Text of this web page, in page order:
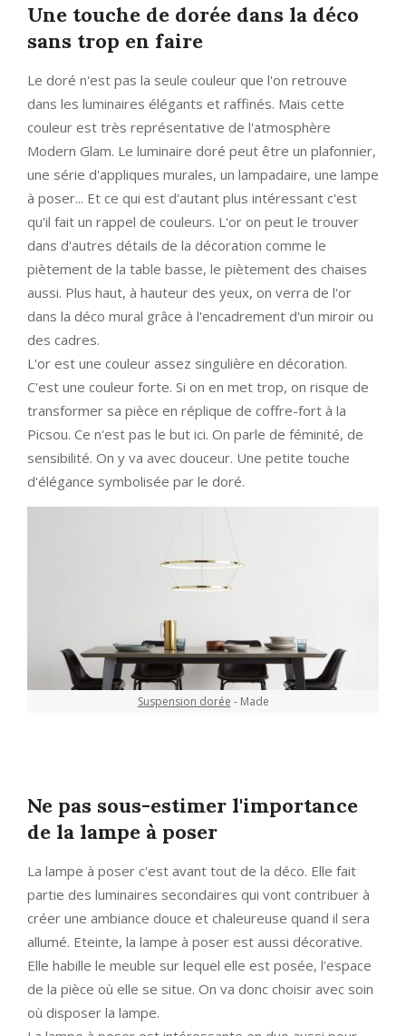
Une touche de dorée dans la déco
sans trop en faire
Le doré n'est pas la seule couleur que l'on retrouve
dans les luminaires élégants et raffinés. Mais cette
couleur est très représentative de l'atmosphère
Modern Glam. Le luminaire doré peut être un plafonnier,
une série d'appliques murales, un lampadaire, une lampe
à poser... Et ce qui est d'autant plus intéressant c'est
qu'il fait un rappel de couleurs. L'or on peut le trouver
dans d'autres détails de la décoration comme le
piètement de la table basse, le piètement des chaises
aussi. Plus haut, à hauteur des yeux, on verra de l'or
dans la déco mural grâce à l'encadrement d'un miroir ou
des cadres.
L'or est une couleur assez singulière en décoration.
C'est une couleur forte. Si on en met trop, on risque de
transformer sa pièce en réplique de coffre-fort à la
Picsou. Ce n'est pas le but ici. On parle de féminité, de
sensibilité. On y va avec douceur. Une petite touche
d'élégance symbolisée par le doré.
Suspension dorée - Made
Ne pas sous-estimer l'importance
de la lampe à poser
La lampe à poser c'est avant tout de la déco. Elle fait
partie des luminaires secondaires qui vont contribuer à
créer une ambiance douce et chaleureuse quand il sera
allumé. Eteinte, la lampe à poser est aussi décorative.
Elle habille le meuble sur lequel elle est posée, l'espace
de la pièce où elle se situe. On va donc choisir avec soin
où disposer la lampe.